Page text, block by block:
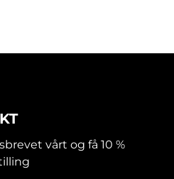
vårt og få 10 %